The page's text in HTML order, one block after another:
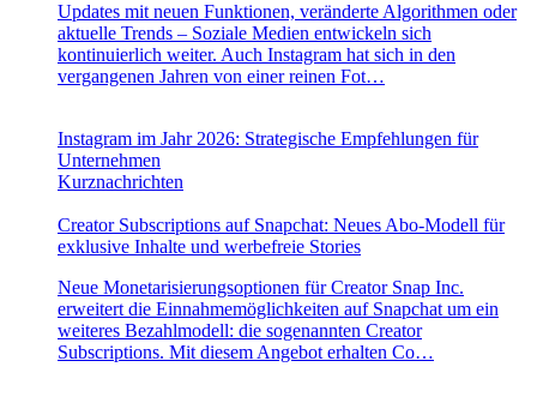
Updates mit neuen Funktionen, veränderte Algorithmen oder
aktuelle Trends – Soziale Medien entwickeln sich
kontinuierlich weiter. Auch Instagram hat sich in den
vergangenen Jahren von einer reinen Fot…
Instagram im Jahr 2026: Strategische Empfehlungen für
Unternehmen
Kurznachrichten
Creator Subscriptions auf Snapchat: Neues Abo-Modell für
exklusive Inhalte und werbefreie Stories
Neue Monetarisierungsoptionen für Creator Snap Inc.
erweitert die Einnahmemöglichkeiten auf Snapchat um ein
weiteres Bezahlmodell: die sogenannten Creator
Subscriptions. Mit diesem Angebot erhalten Co…